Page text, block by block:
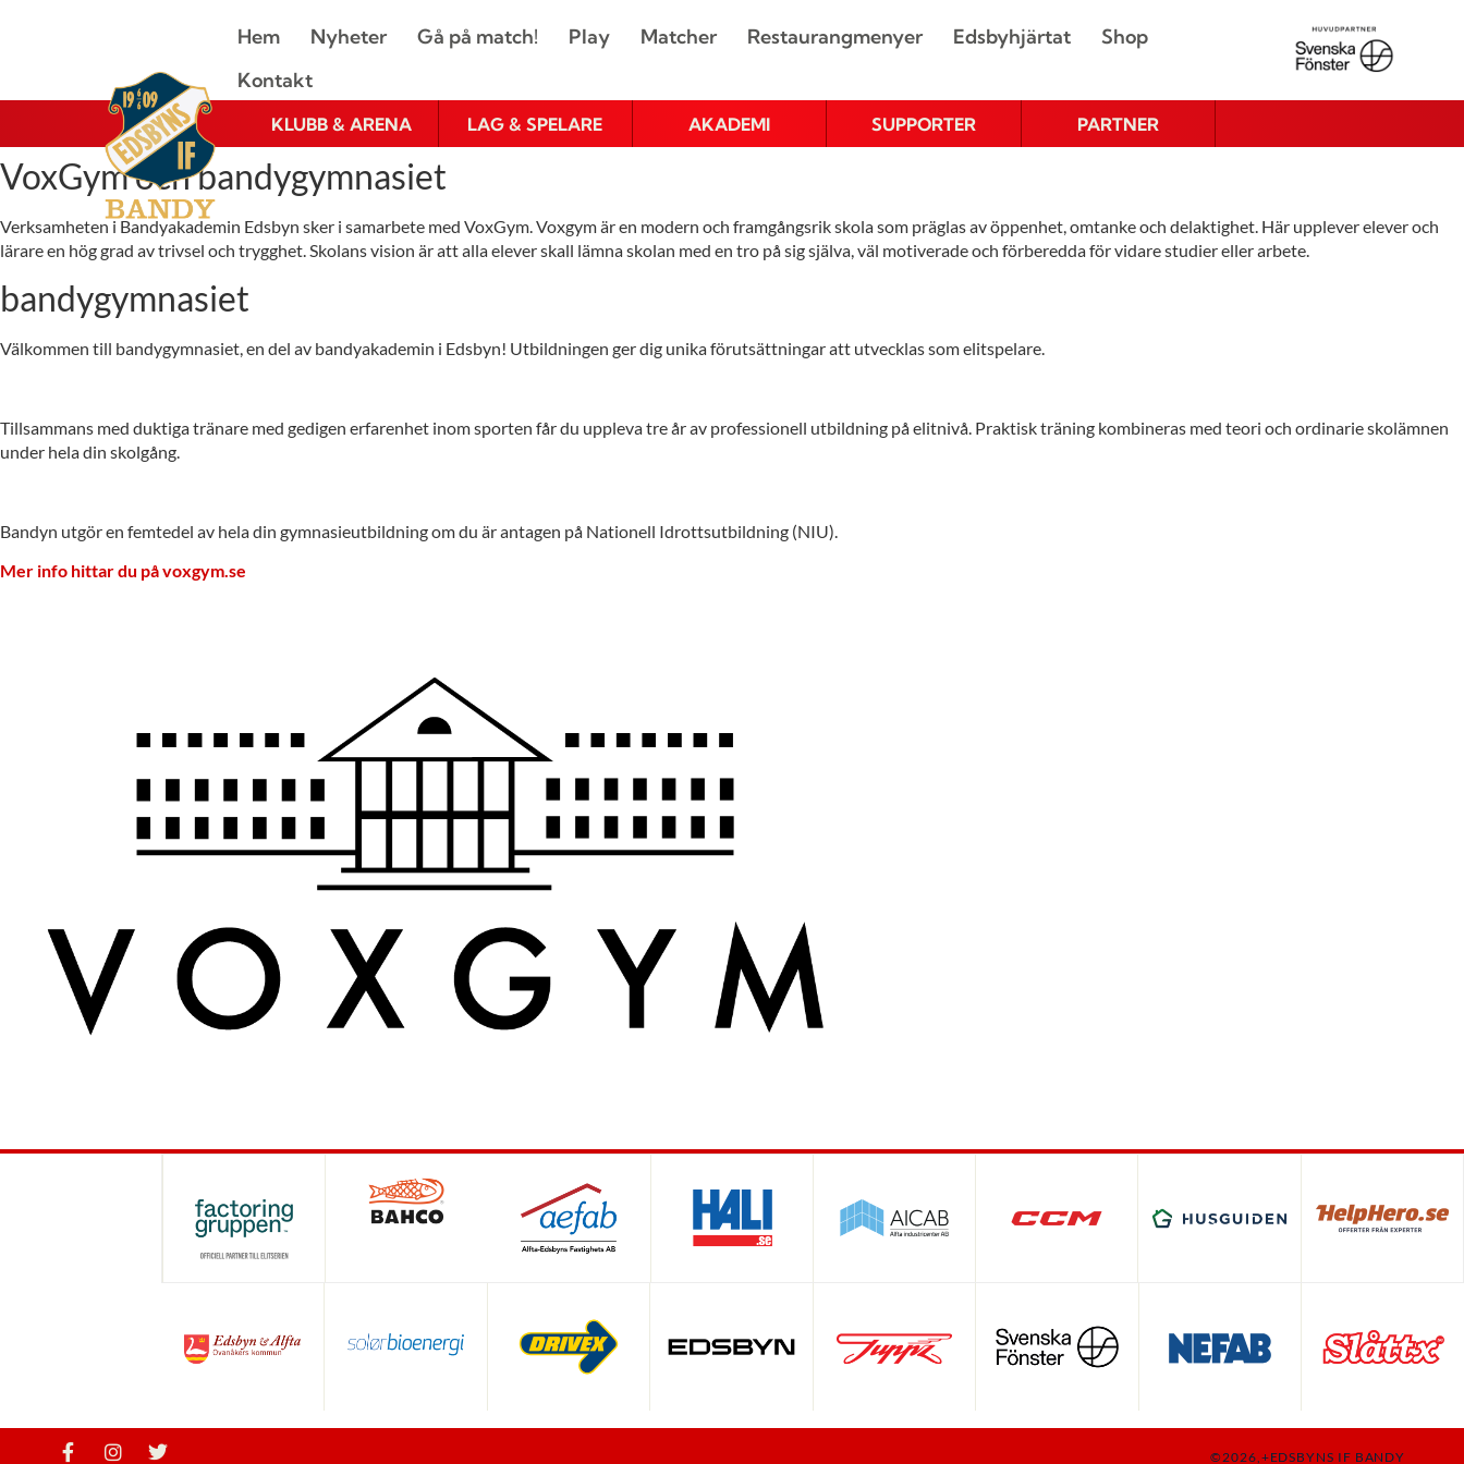
Hem Nyheter Gå på match! Play Matcher Restaurangmenyer Edsbyhjärtat
Shop
Kontakt
KLUBB & ARENA LAG & SPELARE AKADEMI SUPPORTER PARTNER
VoxGym och bandygymnasiet
Verksamheten i Bandyakademin Edsbyn sker i samarbete med VoxGym. Voxgym är en modern och framgångsrik skola som präglas av öppenhet, omtanke och delaktighet. Här upplever elever och
lärare en hög grad av trivsel och trygghet. Skolans vision är att alla elever skall lämna skolan med en tro på sig själva, väl motiverade och förberedda för vidare studier eller arbete.
bandygymnasiet
Välkommen till bandygymnasiet, en del av bandyakademin i Edsbyn! Utbildningen ger dig unika förutsättningar att utvecklas som elitspelare.
Tillsammans med duktiga tränare med gedigen erfarenhet inom sporten får du uppleva tre år av professionell utbildning på elitnivå. Praktisk träning kombineras med teori och ordinarie skolämnen
under hela din skolgång.
Bandyn utgör en femtedel av hela din gymnasieutbildning om du är antagen på Nationell Idrottsutbildning (NIU).
Mer info hittar du på voxgym.se
©2026,+EDSBYNS IF BANDY